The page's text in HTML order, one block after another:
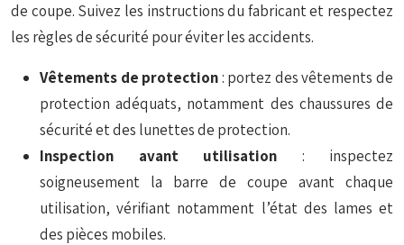
de coupe. Suivez les instructions du fabricant et respectez
les règles de sécurité pour éviter les accidents.
Vêtements de protection: portez des vêtements de
protection adéquats, notamment des chaussures de
sécurité et des lunettes de protection.
Inspection avant utilisation : inspectez
soigneusement la barre de coupe avant chaque
utilisation, vérifiant notamment l’état des lames et
des pièces mobiles.